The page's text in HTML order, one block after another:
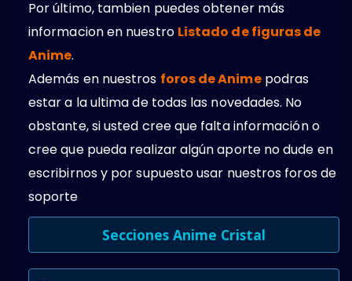
Por último, tambien puedes obtener más
informacion en nuestro Listado de figuras de
Anime.
Además en nuestros foros de Animepodras
estar a la ultima de todas las novedades. No
obstante, si usted cree que falta información o
cree que pueda realizar algún aporte no dude en
escribirnos y por supuesto usar nuestros foros de
soporte
Secciones Anime Cristal